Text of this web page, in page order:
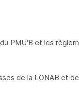
PMU'B et les
de la LONAB et